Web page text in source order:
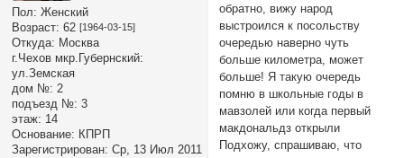
Пол: Женский
Возраст: 62 [1964-03-15]
Откуда: Москва
г.Чехов мкр.Губернский:
ул.Земская
дом №: 2
подъезд №: 3
этаж: 14
Основание: КПРП
Зарегистрирован: Ср, 13 Июл 2011
обратно, вижу народ
выстроился к посольству
очередью наверно чуть
больше километра, может
больше! Я такую очередь
помню в школьные годы в
мавзолей или когда первый
макдональдз открыли
Подхожу, спрашиваю, что